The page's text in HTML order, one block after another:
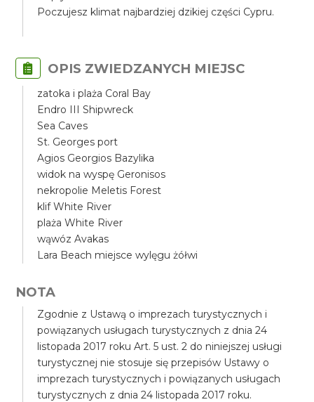
Poczujesz klimat najbardziej dzikiej części Cypru.
OPIS ZWIEDZANYCH MIEJSC
zatoka i plaża Coral Bay
Endro III Shipwreck
Sea Caves
St. Georges port
Agios Georgios Bazylika
widok na wyspę Geronisos
nekropolie Meletis Forest
klif White River
plaża White River
wąwóz Avakas
Lara Beach miejsce wylęgu żółwi
NOTA
Zgodnie z Ustawą o imprezach turystycznych i
powiązanych usługach turystycznych z dnia 24
listopada 2017 roku Art. 5 ust. 2 do niniejszej usługi
turystycznej nie stosuje się przepisów Ustawy o
imprezach turystycznych i powiązanych usługach
turystycznych z dnia 24 listopada 2017 roku.